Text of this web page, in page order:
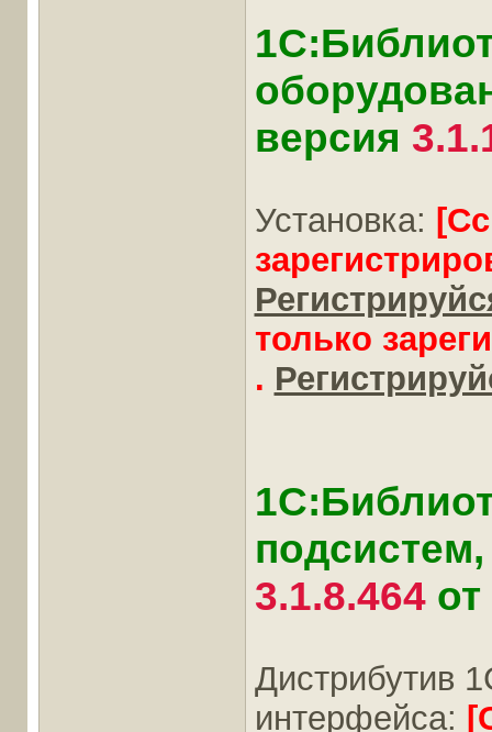
версия
Установка:
только
.
3.1.8.464от
Дистрибутив
интерфейса: